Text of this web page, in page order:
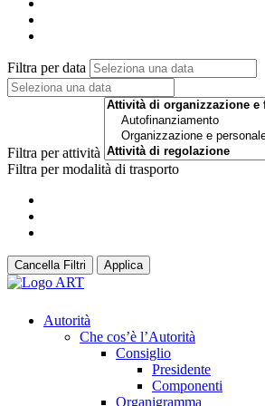
Filtra per data
Filtra per attività
Filtra per modalità di trasporto
Cancella Filtri Applica
Autorità
Che cos’è l’Autorità
Consiglio
Presidente
Componenti
Organigramma